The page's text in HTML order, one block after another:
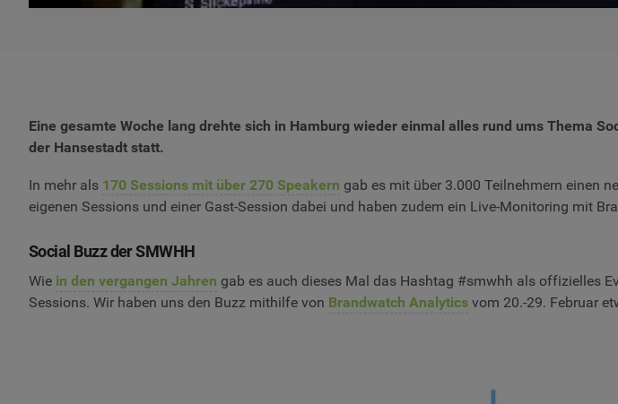
Eine gesamte Woche lang drehte sich in Hamburg wieder einmal alles rund ums Thema
der Hansestadt statt.
In mehr als 170 Sessions mit über 270 Speakern gab es mit über 3.000 Teilnehmern einen
eigenen Sessions und einer Gast-Session dabei und haben zudem ein Live-Monitoring mit
Social Buzz der SMWHH
Wie in den vergangen Jahren gab es auch dieses Mal das Hashtag #smwhh als offizielles
Sessions. Wir haben uns den Buzz mithilfe von Brandwatch Analytics vom 20.-29. Februar